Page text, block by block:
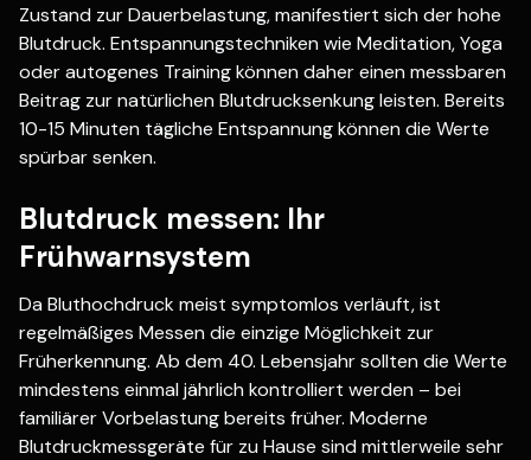
Zustand zur Dauerbelastung, manifestiert sich der hohe
Blutdruck. Entspannungstechniken wie Meditation, Yoga
oder autogenes Training können daher einen messbaren
Beitrag zur natürlichen Blutdrucksenkung leisten. Bereits
10-15 Minuten tägliche Entspannung können die Werte
spürbar senken.
Blutdruck messen: Ihr
Frühwarnsystem
Da Bluthochdruck meist symptomlos verläuft, ist
regelmäßiges Messen die einzige Möglichkeit zur
Früherkennung. Ab dem 40. Lebensjahr sollten die Werte
mindestens einmal jährlich kontrolliert werden – bei
familiärer Vorbelastung bereits früher. Moderne
Blutdruckmessgeräte für zu Hause sind mittlerweile sehr